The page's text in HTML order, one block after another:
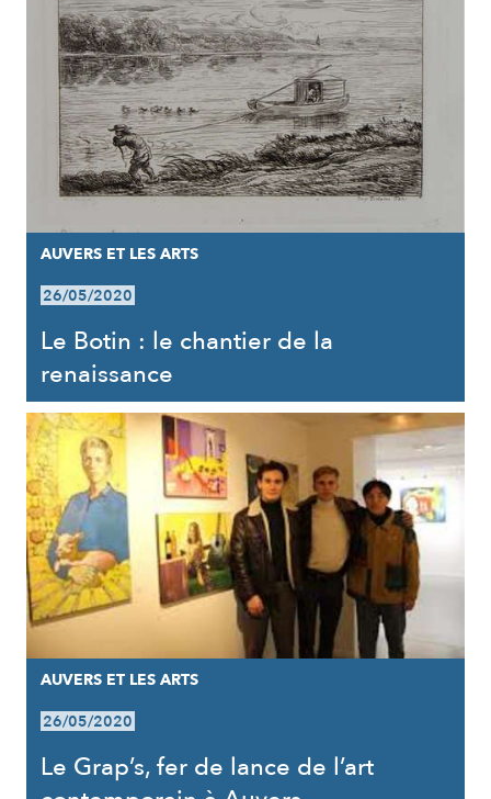
AUVERS ET LES ARTS
26/05/2020
Le Botin : le chantier de la
renaissance
AUVERS ET LES ARTS
26/05/2020
Le Grap’s, fer de lance de l’art